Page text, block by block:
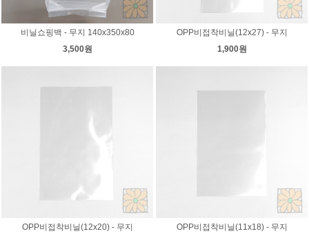
비닐쇼핑백 - 무지 140x350x80
3,500원
OPP비접착비닐(12x27) - 무지
1,900원
OPP비접착비닐(12x20) - 무지
OPP비접착비닐(11x18) - 무지